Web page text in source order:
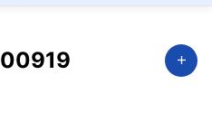
00919